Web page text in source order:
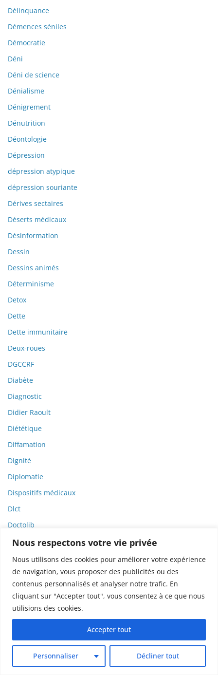
Nous respectons votre vie privée
Nous utilisons des cookies pour améliorer votre expérience
de navigation, vous proposer des publicités ou des
contenus personnalisés et analyser notre trafic. En
cliquant sur "Accepter tout", vous consentez à ce que nous
utilisions des cookies.
Personnaliser Décliner tout
Accepter tout
Délinquance
Démences séniles
Démocratie
Déni
Déni de science
Dénialisme
Dénigrement
Dénutrition
Déontologie
Dépression
dépression atypique
dépression souriante
Dérives sectaires
Déserts médicaux
Désinformation
Dessin
Dessins animés
Déterminisme
Detox
Dette
Dette immunitaire
Deux-roues
DGCCRF
Diabète
Diagnostic
Didier Raoult
Diététique
Diffamation
Dignité
Diplomatie
Dispositifs médicaux
Dlct
Doctolib
Documentaire
DODGE
Donald Trump
Dons
Doxxing
Droit
Droit de la consommation
Droit de la presse
Droit de la santé